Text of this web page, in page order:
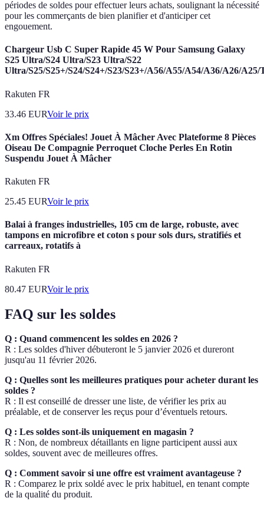
périodes de soldes pour effectuer leurs achats, soulignant la nécessité
pour les commerçants de bien planifier et d'anticiper cet
engouement.
Chargeur Usb C Super Rapide 45 W Pour Samsung Galaxy
S25 Ultra/S24 Ultra/S23 Ultra/S22
Ultra/S25/S25+/S24/S24+/S23/S23+/A56/A55/A54/A36/A26/A25/
Rakuten FR
33.46 EURVoir le prix
Xm Offres Spéciales! Jouet À Mâcher Avec Plateforme 8 Pièces
Oiseau De Compagnie Perroquet Cloche Perles En Rotin
Suspendu Jouet À Mâcher
Rakuten FR
25.45 EURVoir le prix
Balai à franges industrielles, 105 cm de large, robuste, avec
tampons en microfibre et coton s pour sols durs, stratifiés et
carreaux, rotatifs à
Rakuten FR
80.47 EURVoir le prix
FAQ sur les soldes
Q : Quand commencent les soldes en 2026 ?
R : Les soldes d'hiver débuteront le 5 janvier 2026 et dureront
jusqu'au 11 février 2026.
Q : Quelles sont les meilleures pratiques pour acheter durant les
soldes ?
R : Il est conseillé de dresser une liste, de vérifier les prix au
préalable, et de conserver les reçus pour d’éventuels retours.
Q : Les soldes sont-ils uniquement en magasin ?
R : Non, de nombreux détaillants en ligne participent aussi aux
soldes, souvent avec de meilleures offres.
Q : Comment savoir si une offre est vraiment avantageuse ?
R : Comparez le prix soldé avec le prix habituel, en tenant compte
de la qualité du produit.